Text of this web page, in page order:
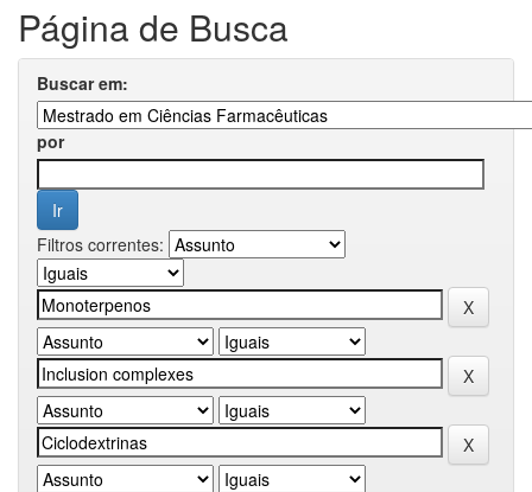
Página de Busca
Buscar em:
por
Filtros correntes: